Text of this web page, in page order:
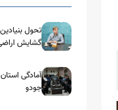
تحول
گشایش
آمادگی
جودو